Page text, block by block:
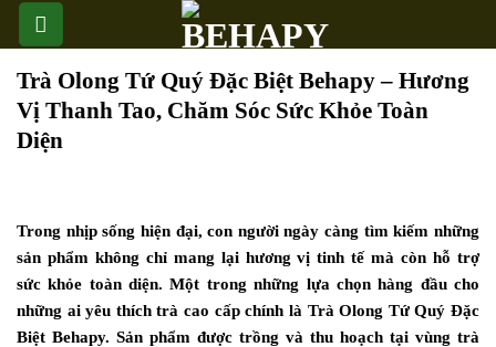
Trà Olong Tứ Quý Đặc Biệt Behapy – Hương
Vị Thanh Tao, Chăm Sóc Sức Khỏe Toàn
Diện
Trong nhịp sống hiện đại, con người ngày càng tìm kiếm những
sản phẩm không chỉ mang lại hương vị tinh tế mà còn hỗ trợ
sức khỏe toàn diện. Một trong những lựa chọn hàng đầu cho
những ai yêu thích trà cao cấp chính là Trà Olong Tứ Quý Đặc
Biệt Behapy. Sản phẩm được trồng và thu hoạch tại vùng trà